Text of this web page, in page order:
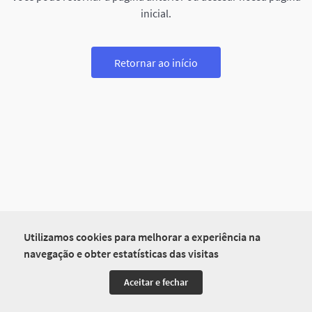
Utilizamos cookies para melhorar a experiência na
navegação e obter estatísticas das visitas
Aceitar e fechar
inicial.
Retornar ao início